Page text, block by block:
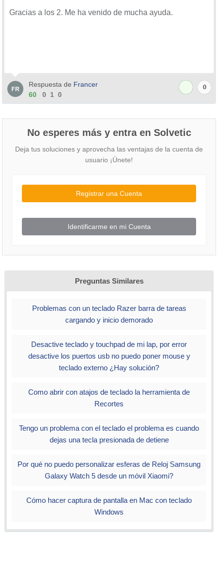
Gracias a los 2. Me ha venido de mucha ayuda.
Respuesta de Francer
60
0 1 0
0
No esperes más y entra en Solvetic
Deja tus soluciones y aprovecha las ventajas de la cuenta de
usuario ¡Únete!
Registrar una Cuenta
Identificarme en mi Cuenta
Preguntas Similares
Problemas con un teclado Razer barra de tareas
cargando y inicio demorado
Desactive teclado y touchpad de mi lap, por error
desactive los puertos usb no puedo poner mouse y
teclado externo ¿Hay solución?
Como abrir con atajos de teclado la herramienta de
Recortes
Tengo un problema con el teclado el problema es cuando
dejas una tecla presionada de detiene
Por qué no puedo personalizar esferas de Reloj Samsung
Galaxy Watch 5 desde un móvil Xiaomi?
Cómo hacer captura de pantalla en Mac con teclado
Windows